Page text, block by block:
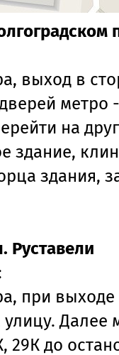
выход в
метро
на
здание,
здания,
Руставели
при
улицу. Далее
29К до